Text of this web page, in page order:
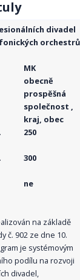
divadel
orchestrů
MK
obecně
prospěšná
společnost ,
kraj, obec
250
300
ne
na základě
č. 902 ze dne 10.
je systémovým
podílu na rozvoji
divadel,